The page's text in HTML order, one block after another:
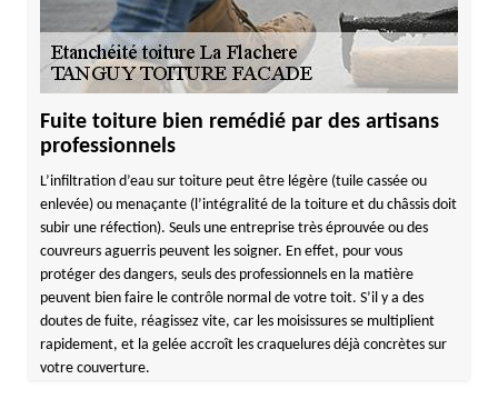
Fuite toiture bien remédié par des artisans
professionnels
L’infiltration d’eau sur toiture peut être légère (tuile cassée ou
enlevée) ou menaçante (l’intégralité de la toiture et du châssis doit
subir une réfection). Seuls une entreprise très éprouvée ou des
couvreurs aguerris peuvent les soigner. En effet, pour vous
protéger des dangers, seuls des professionnels en la matière
peuvent bien faire le contrôle normal de votre toit. S’il y a des
doutes de fuite, réagissez vite, car les moisissures se multiplient
rapidement, et la gelée accroît les craquelures déjà concrètes sur
votre couverture.